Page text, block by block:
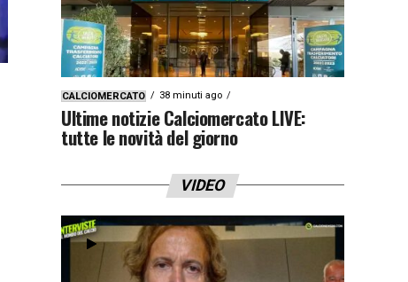
CALCIOMERCATO 38 minuti ago
Ultime notizie Calciomercato LIVE:
tutte le novità del giorno
VIDEO